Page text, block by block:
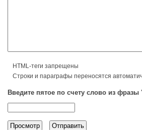
HTML-теги запрещены
Строки и параграфы переносятся
Введите пятое по счету слово из